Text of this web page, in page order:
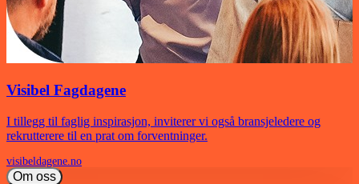
Visibel Fagdagene
I tillegg til faglig inspirasjon, inviterer vi også bransjeledere og
rekrutterere til en prat om forventninger.
visibeldagene.no
Om oss